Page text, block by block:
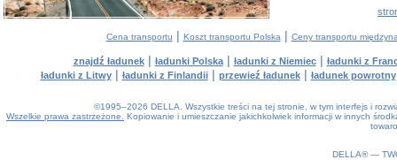
Cena transportu | Koszt transportu Polska | Ceny transportu
znajdź ładunek| ładunki Polska| ładunki z Niemiec| ładunki z
ładunki z Litwy| ładunki z Finlandii| przewieź ładunek| ładunek powrotny
©1995–2026 DELLA. Wszystkie treści na tej stronie, w tym interfejs i
Wszelkie prawa zastrzeżone.
Kopiowanie i umieszczanie jakichkolwiek informacji w innych
DELLA® —